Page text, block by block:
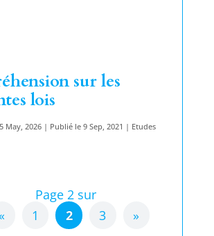
sur les
lois
May, 2026 | Publié le 9 Sep, 2021 | Etudes
Page 2 sur
1 2 3 »